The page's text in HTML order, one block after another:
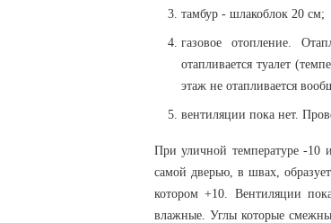
тамбур - шлакоблок 20 см;
газовое отопление.
отапливается туалет
этаж не отапливается
вентиляции пока нет.
При уличной температуре -10
самой дверью, в швах,
котором +10. Вентиляции
влажные. Углы которые